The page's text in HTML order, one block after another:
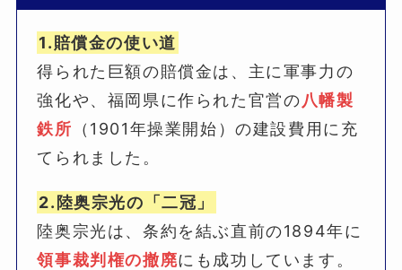
1.賠償金の使い道
得られた巨額の賠償金は、主に軍事力の
強化や、福岡県に作られた官営の八幡製
鉄所 （1901年操業開始）の建設費用に充
てられました。
2.陸奥宗光の「二冠」
陸奥宗光は、条約を結ぶ直前の1894年に
領事裁判権の撤廃にも成功しています。